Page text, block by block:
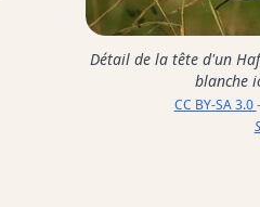
Détail de la tête d'un
blanche
CC BY-SA 3.0